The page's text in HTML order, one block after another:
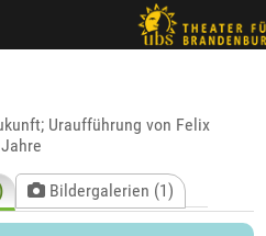
Uraufführung von Felix
Bildergalerien (1)